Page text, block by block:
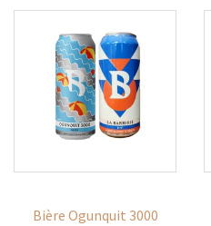
Bière Ogunquit 3000